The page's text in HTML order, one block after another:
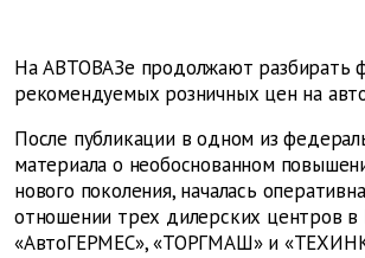
На АВТОВАЗе продолжают разбирать
рекомендуемых розничных цен на
После публикации в одном из
материала о необоснованном
нового поколения, началась
отношении трех дилерских центров
«АвтоГЕРМЕС», «ТОРГМАШ» и